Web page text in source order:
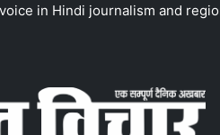
in Hindi journalism and